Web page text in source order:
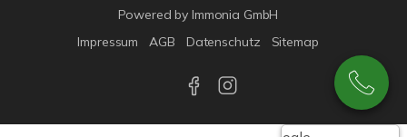
Powered by Immonia GmbH
Impressum
AGB Datenschutz Sitemap